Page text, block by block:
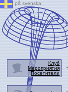
på svenska
Клуб
Мероприятия
Посетители